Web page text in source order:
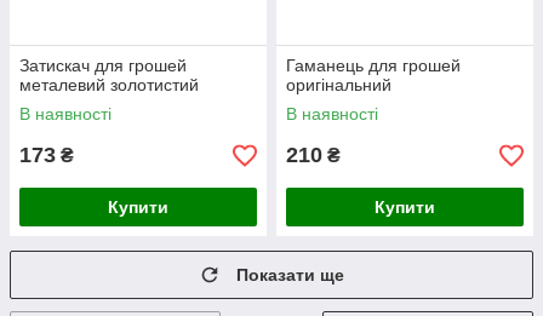
Затискач для грошей
металевий золотистий
В наявності
173 ₴
Купити
Гаманець для грошей
оригінальний
В наявності
210 ₴
Купити
Показати ще